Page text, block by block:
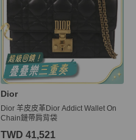
Dior
Dior 羊皮皮革Dior Addict Wallet On
Chain鏈帶肩背袋
TWD 41,521